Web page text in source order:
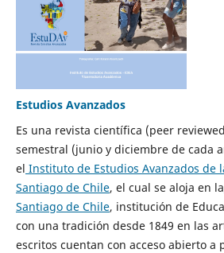
Estudios Avanzados
Es una revista científica (peer
semestral (junio y diciembre de cada
el Instituto de Estudios Avanzados de
Santiago de Chile, el cual se aloja en la
Santiago de Chile, institución de
con una tradición desde 1849 en las
escritos cuentan con acceso abierto a